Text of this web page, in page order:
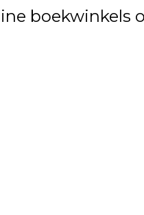
boekwinkels